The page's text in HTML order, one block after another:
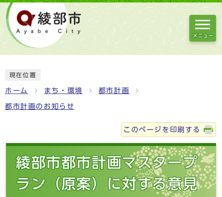
メニュー
現在位置
ホーム まち・環境 都市計画
都市計画のお知らせ
このページを印刷する
綾部市都市計画マスタープ
ラン（原案）に対する意見